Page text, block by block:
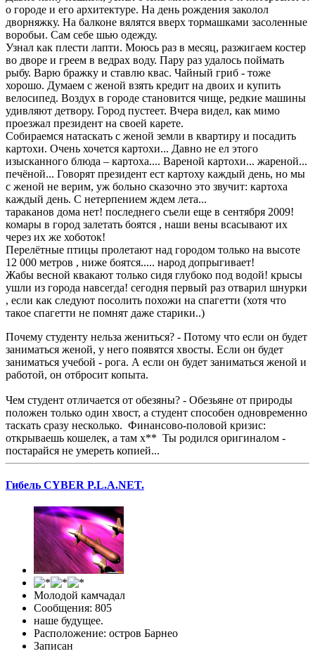
о городе и его архитектуре. На день рождения заколол
дворняжку. На балконе вялятся вверх тормашками засоленные
воробьи. Сам себе шью одежду.
Узнал как плести лапти. Моюсь раз в месяц, разжигаем костер
во дворе и греем в ведрах воду. Пару раз удалось поймать
рыбу. Варю бражку и ставлю квас. Чайный гриб - тоже
хорошо. Думаем с женой взять кредит на двоих и купить
велосипед. Воздух в городе становится чище, редкие машины
удивляют детвору. Город пустеет. Вчера видел, как мимо
проезжал президент на своей карете.
Собираемся натаскать с женой земли в квартиру и посадить
картохи. Очень хочется картохи... Давно не ел этого
изысканного блюда – картоха.... Вареной картохи... жареной...
печёной... Говорят президент ест картоху каждый день, но мы
с женой не верим, уж больно сказочно это звучит: картоха
каждый день. С нетерпением ждем лета...
тараканов дома нет! последнего съели еще в сентября 2009!
комары в город залетать боятся , наши вены всасывают их
через их же хоботок!
Перелётные птицы пролетают над городом только на высоте
12 000 метров , ниже боятся..... народ допрыгивает!
Жабы весной квакают только сидя глубоко под водой! крысы
ушли из города навсегда! сегодня первый раз отварил шнурки
, если как следуют посолить похожи на спагетти (хотя что
такое спагетти не помнят даже старики..)
Почему студенту нельза жениться? - Потому что если он будет
заниматься женой, у него появятся хвосты. Если он будет
заниматься учебой - рога. А если он будет заниматься женой и
работой, он отбросит копыта.
Чем студент отличается от обезяны? - Обезьяне от природы
положен только один хвост, а студент способен одновременно
таскать сразу несколько. Финансово-половой кризис:
открываешь кошелек, а там х** Ты родился оригиналом -
постарайся не умереть копией...
Гибель CYBER P.L.A.NET.
Молодой камчадал
Сообщения: 805
наше будущее.
Расположение: остров Барнео
Записан